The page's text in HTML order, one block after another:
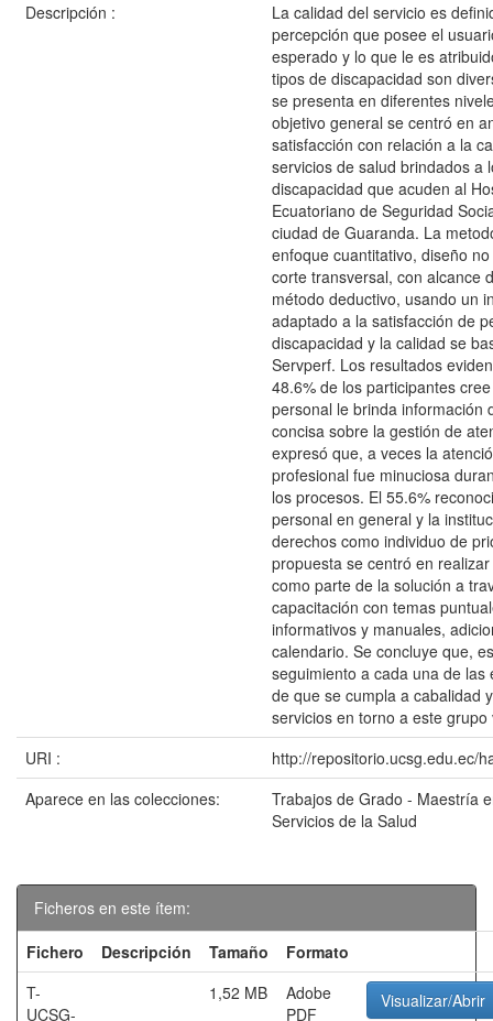
Descripción :
La calidad del servicio es
percepción que posee el
esperado y lo que le es
tipos de discapacidad son
se presenta en diferentes
objetivo general se centró en
satisfacción con relación a la
servicios de salud brindados a
discapacidad que acuden al
Ecuatoriano de Seguridad
ciudad de Guaranda. La
enfoque cuantitativo, diseño
corte transversal, con alcance
método deductivo, usando un
adaptado a la satisfacción de
discapacidad y la calidad se
Servperf. Los resultados
48.6% de los participantes
personal le brinda información
concisa sobre la gestión de
expresó que, a veces la
profesional fue minuciosa
los procesos. El 55.6%
personal en general y la
derechos como individuo de
propuesta se centró en
como parte de la solución a
capacitación con temas
informativos y manuales,
calendario. Se concluye que,
seguimiento a cada una de las
de que se cumpla a cabalidad
servicios en torno a este grupo
URI :
http://repositorio.ucsg.edu.ec/
Aparece en las colecciones:
Trabajos de Grado - Maestría
Servicios de la Salud
Ficheros en este ítem:
Fichero
Descripción Tamaño
Formato
T-
UCSG-
1,52 MB
Adobe
PDF
Visualizar/Abrir